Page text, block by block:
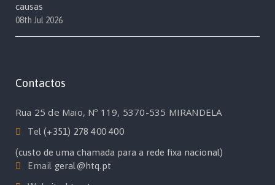
causas
08th Jul 2026
Contactos
Rua 25 de Maio, Nº 119, 5370-535 MIRANDELA
Tel(+351) 278 400 400
(custo de uma chamada para a rede fixa nacional)
Email geral@htq.pt